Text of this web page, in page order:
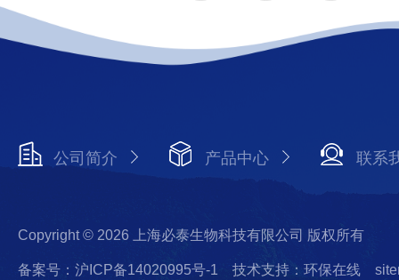
公司简介 产品中心 联系
Copyright © 2026 上海必泰生物科技有限公司 版权所有
备案号：沪ICP备14020995号-1 技术支持：环保在线